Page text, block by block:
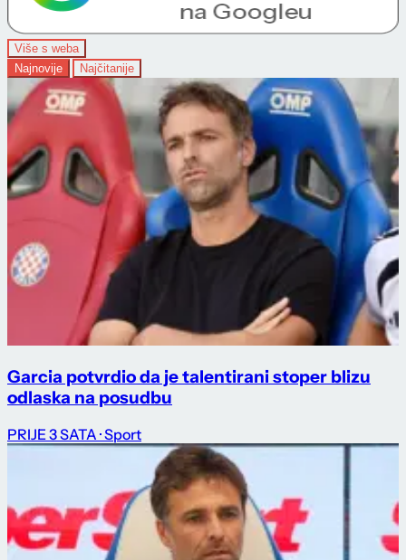
Više s weba
Najnovije
Najčitanije
Garcia potvrdio da je talentirani stoper blizu
odlaska na posudbu
PRIJE 3 SATA · Sport